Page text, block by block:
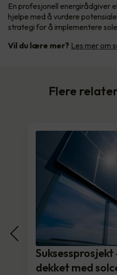
En profesjonell energirådgiver
hjelpe med å vurdere
strategi for å implementere
Vil du lære mer? Les mer om
Flere
dekket med